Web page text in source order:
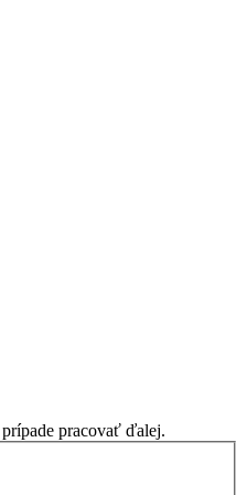
pracovať ďalej.